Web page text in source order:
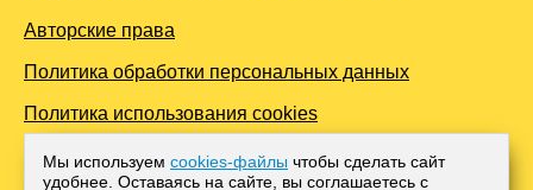
Авторские права
Политика обработки персональных данных
Политика использования cookies
© 2016-2026 Все права защищены. Для лиц старше 18 лет.
Любое копирование материалов и тиражирование в сети
Мы используем cookies-файлы чтобы сделать сайт
удобнее. Оставаясь на сайте, вы соглашаетесь с